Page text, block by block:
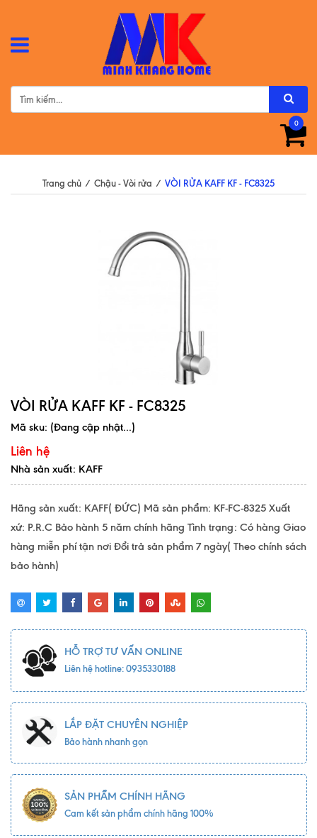
0
Trang chủ / Chậu - Vòi rửa / VÒI RỬA KAFF KF - FC8325
VÒI RỬA KAFF KF - FC8325
Mã sku: (Đang cập nhật...)
Liên hệ
Nhà sản xuất: KAFF
Hãng sản xuất: KAFF( ĐỨC) Mã sản phẩm: KF-FC-8325 Xuất
xứ: P.R.C Bảo hành 5 năm chính hãng Tình trạng: Có hàng Giao
hàng miễn phí tận nơi Đổi trả sản phẩm 7 ngày( Theo chính sách
bảo hành)
HỖ TRỢ TƯ VẤN ONLINE
Liên hệ hotline: 0935330188
LẮP ĐẶT CHUYÊN NGHIỆP
Bảo hành nhanh gọn
SẢN PHẨM CHÍNH HÃNG
Cam kết sản phẩm chính hãng 100%